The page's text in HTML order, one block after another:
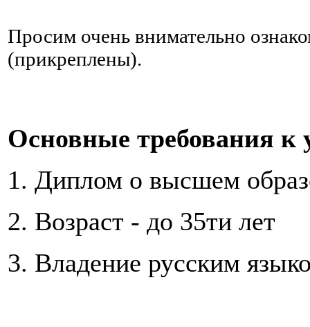
Просим очень внимательно
(прикреплены).
Основные требования к
1. Диплом о высшем
2. Возраст - до 35ти лет
3. Владение русским